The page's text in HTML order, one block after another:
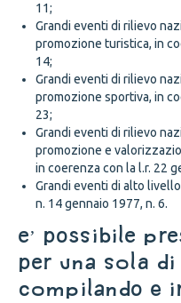
11;
Grandi eventi di rilievo
promozione turistica, in
14;
Grandi eventi di rilievo
promozione sportiva, in
23;
Grandi eventi di rilievo
promozione e
in coerenza con la l.r. 22
Grandi eventi di alto
n. 14 gennaio 1977, n. 6.
E’ possibile
per una sola
compilando e